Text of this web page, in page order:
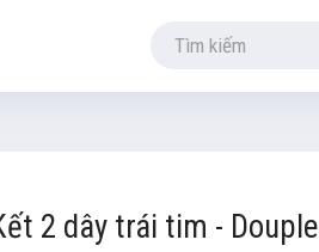
2 dây trái tim - Douple